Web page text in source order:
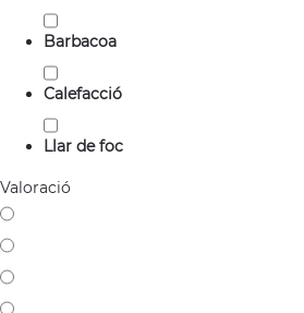
Barbacoa
Calefacció
Llar de foc
Valoració